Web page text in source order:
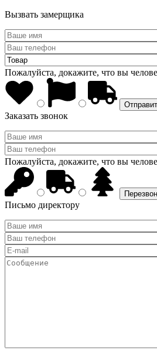
Вызвать замерщика
Пожалуйста, докажите, что вы
Заказать звонок
Пожалуйста, докажите, что вы
Письмо директору